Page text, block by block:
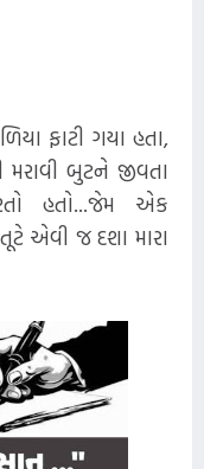
ફાટી ગયા હતા,
બુટને જીવતા
હતો...જેમ એક
એવી જ દશા મારા